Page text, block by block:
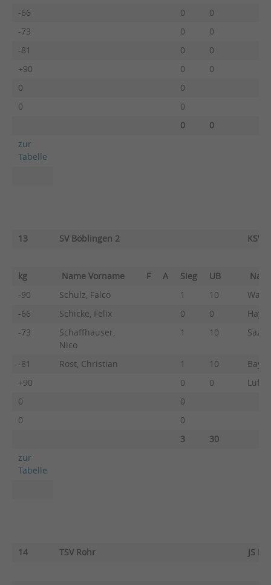
-66
0
0
-73
0
0
-81
0
0
+90
0
0
0
0
0
0
0
0
zur
Tabelle
13 SV Böblingen 2 KSV
kg Name Vorname F A Sieg UB
-90
Schulz, Falco 1 10
-66
Schicke, Felix 0 0
-73
Schaffhauser,
Nico
1 10
-81 Rost, Christian 1 10
+90
0 0
Luft,
0
0
0
0
3
30
zur
Tabelle
14 TSV Rohr JS